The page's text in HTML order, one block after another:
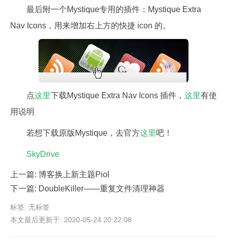
最后附一个Mystique专用的插件：Mystique Extra
Nav Icons，用来增加右上方的快捷 icon 的。
点这里下载Mystique Extra Nav Icons 插件， 这里有使
用说明
若想下载原版Mystique，去官方这里 吧！
SkyDrive
上一篇: 博客换上新主题Piol
下一篇: DoubleKiller——重复文件清理神器
标签: 无标签
本文最后更新于: 2020-05-24 20:22:08